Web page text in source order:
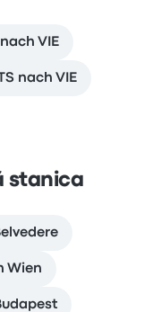
VIE
nach VIE
stanica
Wien